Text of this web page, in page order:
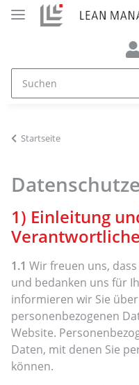
Startseite
1) Einleitung
1.1 Wir freuen uns,
und bedanken uns für
informieren wir Sie
personenbezogenen
Website.
Daten, mit denen Sie
können.